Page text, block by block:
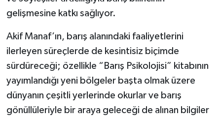
gelişmesine katkı sağlıyor.
Akif Manaf’ın, barış alanındaki faaliyetlerini
ilerleyen süreçlerde de kesintisiz biçimde
sürdüreceği; özellikle “Barış Psikolojisi” kitabının
yayımlandığı yeni bölgeler başta olmak üzere
dünyanın çeşitli yerlerinde okurlar ve barış
gönüllüleriyle bir araya geleceği de alınan bilgiler